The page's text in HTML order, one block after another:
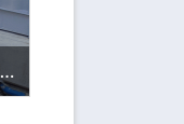
FP FLEX, la tuyauterie souple aux multiples atouts pour les réseaux Bio méthane